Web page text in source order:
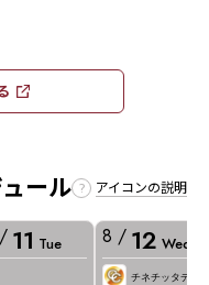
ール アイコンの説明
11 Tue 8 / 12 Wed
チネチッタデー